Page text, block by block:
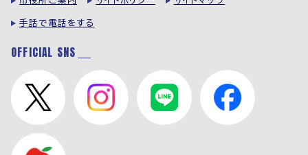
手話で電話をする
OFFICIAL SNS